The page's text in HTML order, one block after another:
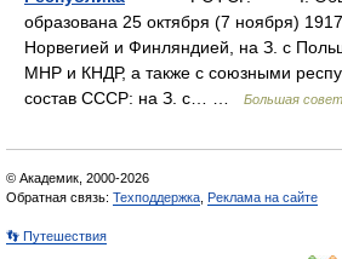
образована 25 октября (7 ноября)
Норвегией и Финляндией, на З. с
МНР и КНДР, а также с союзными
состав СССР: на З. с… …
Большая
© Академик, 2000-2026
Обратная связь: Техподдержка Реклама на сайте
👣 Путешествия